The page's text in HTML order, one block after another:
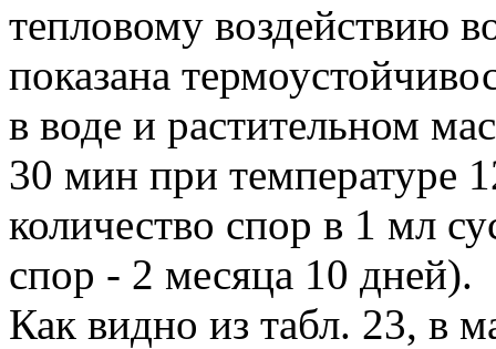
тепловому воздействию
показана
в воде и растительном
30 мин при температуре
количество спор в 1 мл
спор - 2 месяца 10 дней).
Как видно из табл. 23, в